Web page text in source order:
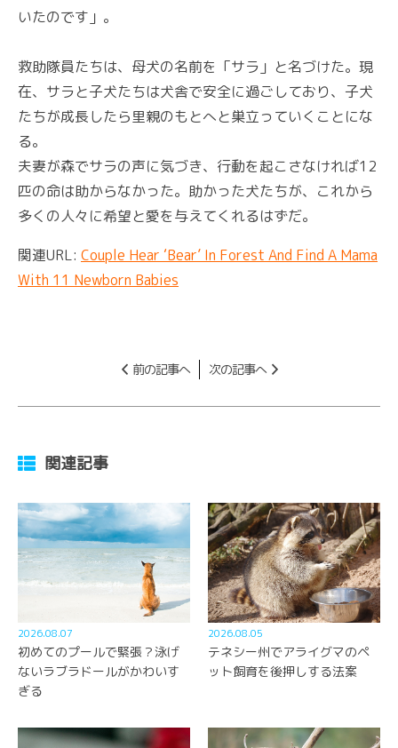
いたのです」。
救助隊員たちは、母犬の名前を「サラ」と名づけた。現
在、サラと子犬たちは犬舎で安全に過ごしており、子犬
たちが成長したら里親のもとへと巣立っていくことにな
る。
夫妻が森でサラの声に気づき、行動を起こさなければ12
匹の命は助からなかった。助かった犬たちが、これから
多くの人々に希望と愛を与えてくれるはずだ。
関連URL: Couple Hear ‘Bear’ In Forest And Find A Mama
With 11 Newborn Babies
前の記事へ 次の記事へ
関連記事
2026.08.07
初めてのプールで緊張？泳げ
ないラブラドールがかわいす
ぎる
2026.08.05
テネシー州でアライグマのペ
ット飼育を後押しする法案